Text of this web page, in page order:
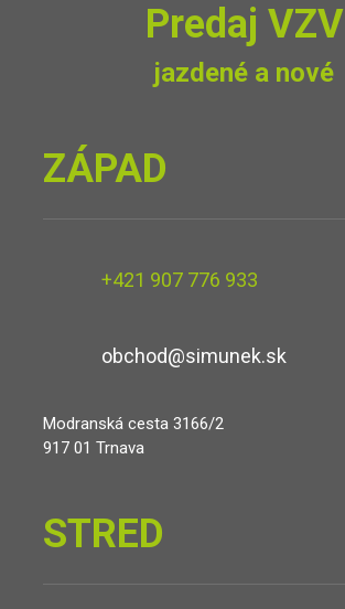
Predaj VZV
jazdené a nové
ZÁPAD
+421 907 776 933
obchod@simunek.sk
Modranská cesta 3166/2
917 01 Trnava
STRED